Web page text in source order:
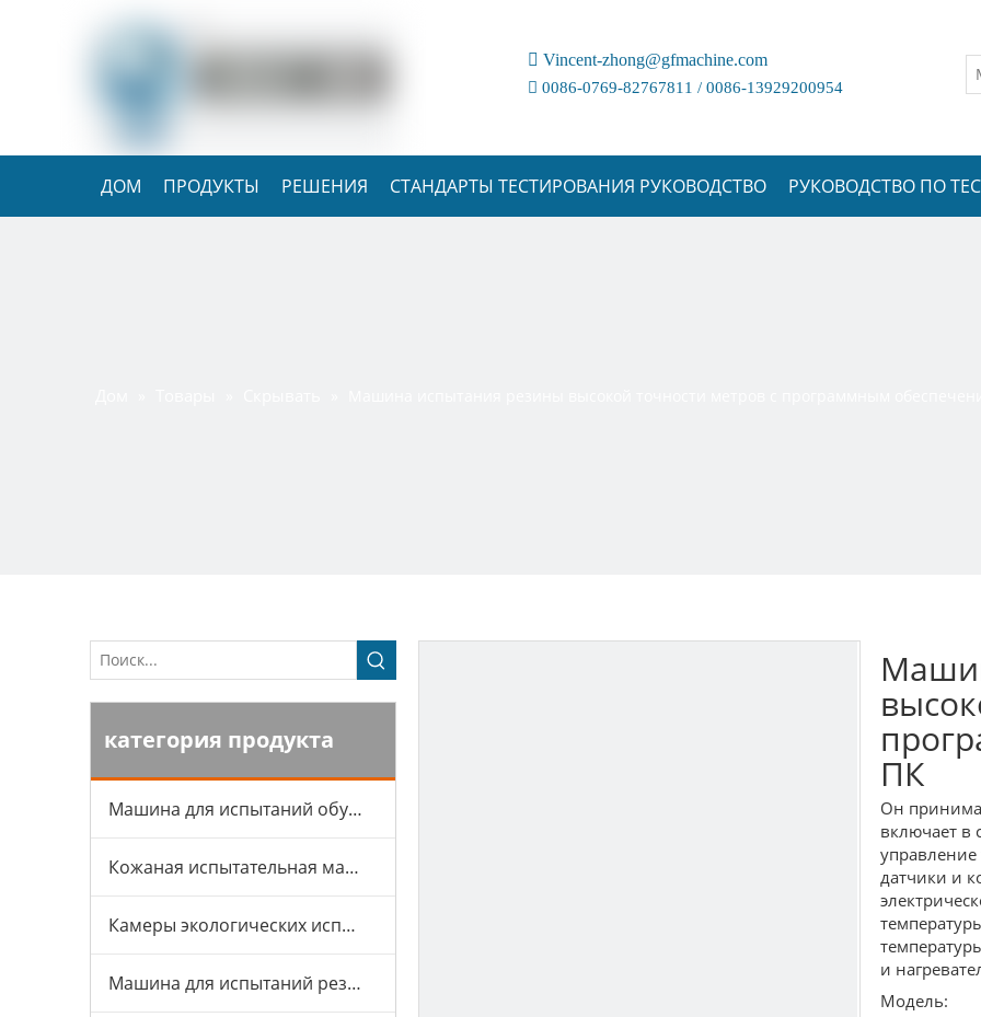
 Vincent-zhong@gfmachine.com
 0086-0769-82767811 / 0086-13929200954
ДОМ ПРОДУКТЫ РЕШЕНИЯ СТАНДАРТЫ ТЕСТИРОВАНИЯ РУКОВОДСТВО РУКОВОДСТВО ПО
категория продукта
Машина для испытаний обуви
Кожаная испытательная машина
Камеры экологических испытаний
Машина для испытаний резины и пластика
ПК
Он
включает в
датчики и
и
Модель: